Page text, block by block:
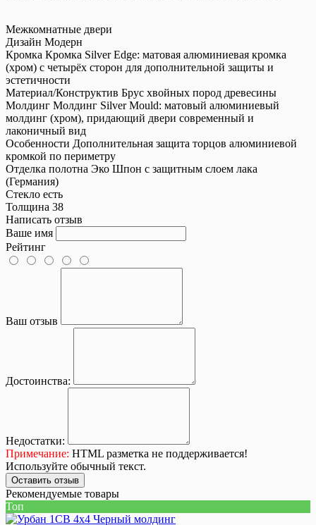
Межкомнатные двери
Дизайн Модерн
Кромка Кромка Silver Edge: матовая алюминиевая кромка
(хром) с четырёх сторон для дополнительной защиты и
эстетичности
Материал/Конструктив Брус хвойных пород древесины
Молдинг Молдинг Silver Mould: матовый алюминиевый
молдинг (хром), придающий двери современный и
лаконичный вид
Особенности Дополнительная защита торцов алюминиевой
кромкой по периметру
Отделка полотна Эко Шпон с защитным слоем лака
(Германия)
Стекло есть
Толщина 38
Написать отзыв
Ваше имя
Рейтинг
Ваш отзыв
Достоинства:
Недостатки:
Примечание: HTML разметка не поддерживается!
Используйте обычный текст.
Оставить отзыв
Рекомендуемые товары
Топ